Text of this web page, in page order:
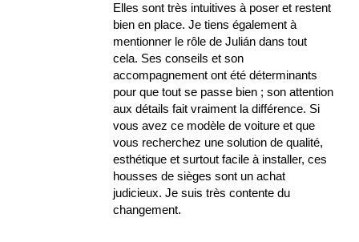
Elles sont très intuitives à poser et restent
bien en place. Je tiens également à
mentionner le rôle de Julián dans tout
cela. Ses conseils et son
accompagnement ont été déterminants
pour que tout se passe bien ; son attention
aux détails fait vraiment la différence. Si
vous avez ce modèle de voiture et que
vous recherchez une solution de qualité,
esthétique et surtout facile à installer, ces
housses de sièges sont un achat
judicieux. Je suis très contente du
changement.